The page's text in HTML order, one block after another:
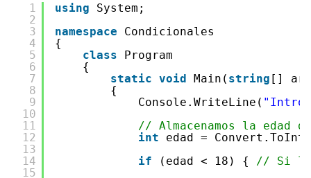
1
2
3
4
5
6
7
8
9
10
11
12
13
14
15
using
System;
namespace
Condicionales
{
class
Program
{
static void Main( string []
{
Console.WriteLine(
// Almacenamos la
int
edad =
if
(edad < 18) {
// Si la